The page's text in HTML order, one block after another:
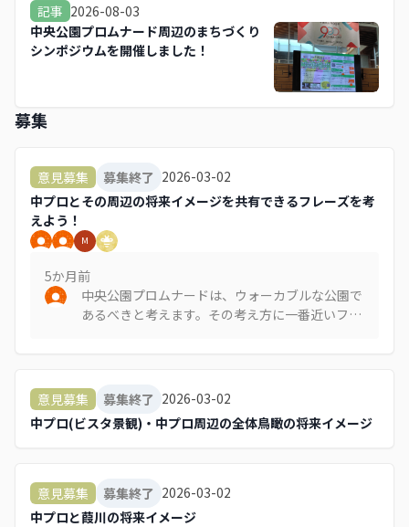
記事 2026-08-03
中央公園プロムナード周辺のまちづくり
シンポジウムを開催しました！
募集
意見募集 募集終了 2026-03-02
中プロとその周辺の将来イメージを共有できるフレーズを考
えよう！
M
5か月前
中央公園プロムナードは、ウォーカブルな公園で
あるべきと考えます。その考え方に一番近いフレ
中央公園です、というイメージです。
意見募集 募集終了 2026-03-02
中プロ(ビスタ景観)・中プロ周辺の全体鳥瞰の将来イメージ
意見募集 募集終了 2026-03-02
中プロと葭川の将来イメージ